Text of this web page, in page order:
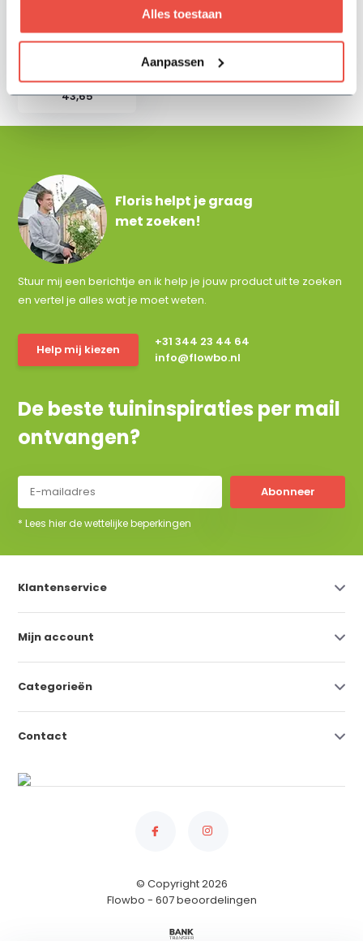
Alles toestaan
Aanpassen
GardenLights
43,65
Floris helpt je graag
met zoeken!
Stuur mij een berichtje en ik help je jouw product uit te zoeken
en vertel je alles wat je moet weten.
Help mij kiezen
+31 344 23 44 64
info@flowbo.nl
De beste tuininspiraties per mail
ontvangen?
Abonneer
* Lees hier de wettelijke beperkingen
Klantenservice
Mijn account
Categorieën
Contact
© Copyright 2026
Flowbo - 607 beoordelingen